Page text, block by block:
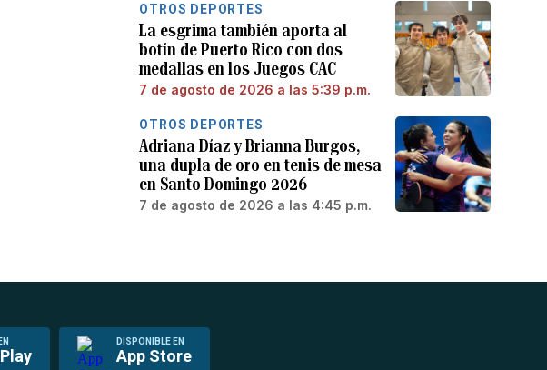
OTROS DEPORTES
La esgrima también aporta al
botín de Puerto Rico con dos
medallas en los Juegos CAC
7 de agosto de 2026 a las 5:39 p.m.
OTROS DEPORTES
Adriana Díaz y Brianna Burgos,
una dupla de oro en tenis de mesa
en Santo Domingo 2026
7 de agosto de 2026 a las 4:45 p.m.
DISPONIBLE EN
App Store